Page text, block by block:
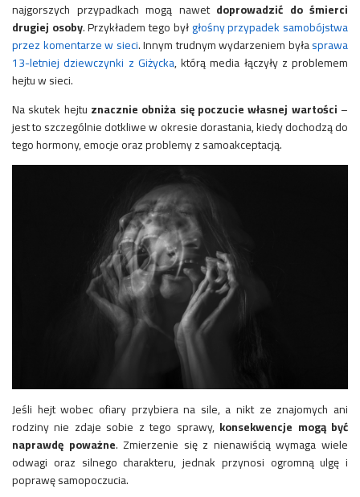
najgorszych przypadkach mogą nawetdoprowadzić do śmierci
drugiej osoby. Przykładem tego byłgłośny przypadek samobójstwa
przez komentarze w sieci. Innym trudnym wydarzeniem byłasprawa
13-letniej dziewczynki z Giżycka, którą media łączyły z problemem
hejtu w sieci.
Na skutek hejtu znacznie obniża się poczucie własnej wartości –
jest to szczególnie dotkliwe w okresie dorastania, kiedy dochodzą do
tego hormony, emocje oraz problemy z samoakceptacją.
Jeśli hejt wobec ofiary przybiera na sile, a nikt ze znajomych ani
rodziny nie zdaje sobie z tego sprawy, konsekwencje mogą być
naprawdę poważne. Zmierzenie się z nienawiścią wymaga wiele
odwagi oraz silnego charakteru, jednak przynosi ogromną ulgę i
poprawę samopoczucia.